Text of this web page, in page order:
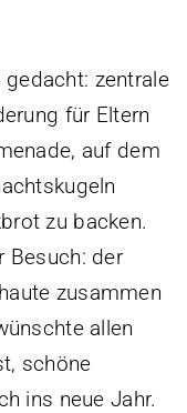
zentrale
für Eltern
auf dem
zu backen.
Besuch: der
zusammen
allen
schöne
ins neue Jahr.